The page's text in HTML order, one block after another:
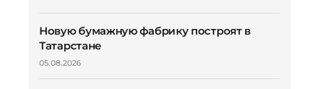
Новую бумажную фабрику построят в
Татарстане
05.08.2026